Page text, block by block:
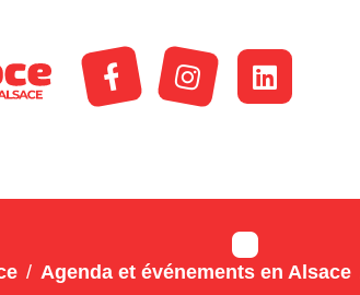
Agenda et événements en Alsace